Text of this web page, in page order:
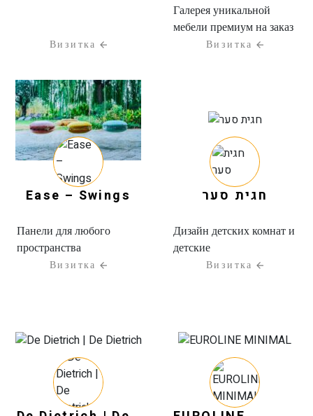
Визитка
Галерея уникальной
мебели премиум на заказ
Визитка
Ease – Swings
Панели для любого
пространства
Визитка
חגית סער
Дизайн детских комнат и
детские
Визитка